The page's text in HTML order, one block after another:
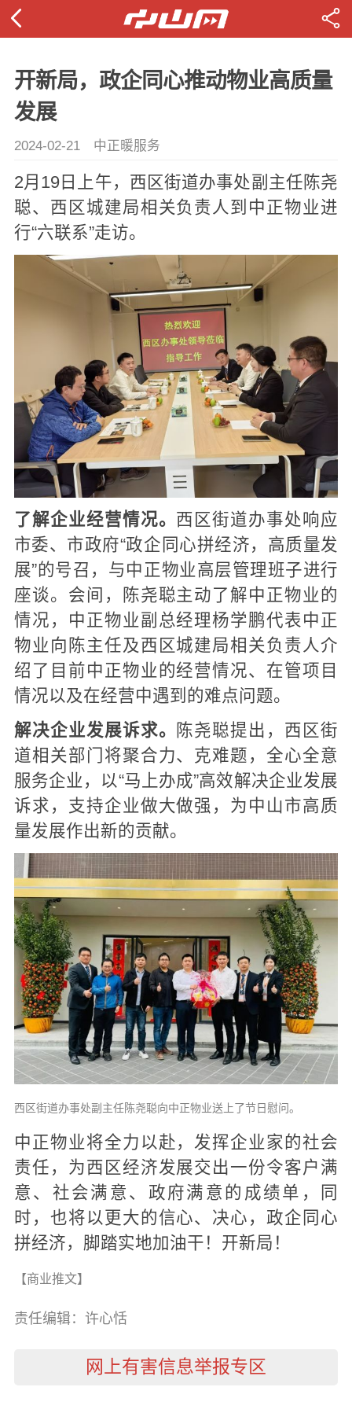
开新局，政企同心推动物业高质量
发展
2024-02-21 中正暖服务
2月19日上午， 西区街道办事处副主任陈尧
聪、 西区城建局相关负责人到中正物业进
行“六联系”走访。
了解企业经营情况。 西区街道办事处响应
市委、市政府“政企同心拼经济，高质量发
展”的号召，与中正物业高层管理班子进行
座谈。会间，陈尧聪主动了解中正物业的
情况，中正物业副总经理杨学鹏代表中正
物业向陈主任及西区城建局相关负责人介
绍了目前中正物业的经营情况、在管项目
情况以及在经营中遇到的难点问题。
解决企业发展诉求。
陈尧聪提出，西区街
道相关部门将聚合力、克难题，全心全意
服务企业，以“马上办成”高效解决企业发展
诉求，支持企业做大做强，为中山市高质
量发展作出新的贡献。
西区街道办事处副主任陈尧聪向中正物业送上了节日慰问。
中正物业将全力以赴，发挥企业家的社会
责任，为西区经济发展交出一份令客户满
意、社会满意、政府满意的成绩单，同
时，也将以更大的信心、决心，政企同心
拼经济，脚踏实地加油干！开新局！
【商业推文】
责任编辑：许心恬
网上有害信息举报专区